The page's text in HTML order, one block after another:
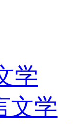
学
文学